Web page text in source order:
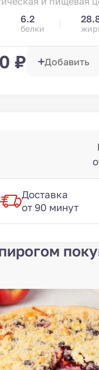
6.2
белки
₽ Добавить
Доставка
от 90 минут